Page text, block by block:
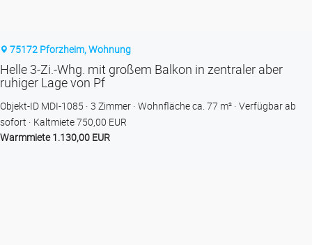
75172 Pforzheim, Wohnung
Helle 3-Zi.-Whg. mit großem Balkon in zentraler aber
ruhiger Lage von Pf
Objekt-ID MDI-1085 3 Zimmer Wohnfläche ca. 77 m² Verfügbar ab
sofort
Kaltmiete 750,00 EUR
Warmmiete 1.130,00 EUR